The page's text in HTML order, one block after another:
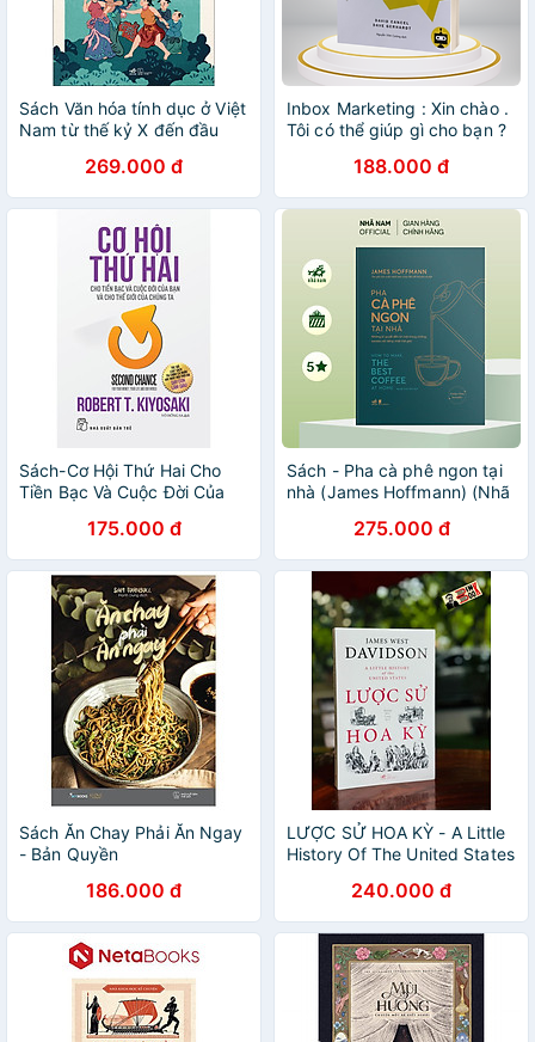
Sách Văn hóa tính dục ở Việt
Nam từ thế kỷ X đến đầu
269.000 đ
Inbox Marketing : Xin chào .
Tôi có thể giúp gì cho bạn ?
188.000 đ
Sách-Cơ Hội Thứ Hai Cho
Tiền Bạc Và Cuộc Đời Của
Chúng Ta175.000 đ
Sách - Pha cà phê ngon tại
nhà (James Hoffmann) (Nhã
275.000 đ
Sách Ăn Chay Phải Ăn Ngay
- Bản Quyền
186.000 đ
LƯỢC SỬ HOA KỲ - A Little
History Of The United States
Nhã Nam240.000 đ